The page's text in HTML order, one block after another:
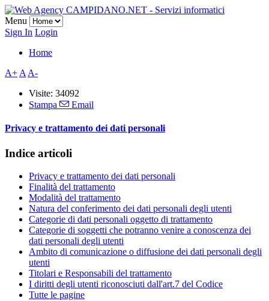
Menu
Sign In Login
Home
A+ A A-
Visite: 34092
Stampa
Email
Privacy e trattamento dei dati personali
Indice articoli
Privacy e trattamento dei dati personali
Finalità del trattamento
Modalità del trattamento
Natura del conferimento dei dati personali degli utenti
Categorie di dati personali oggetto di trattamento
Categorie di soggetti che potranno venire a conoscenza dei
dati personali degli utenti
Ambito di comunicazione o diffusione dei dati personali degli
utenti
Titolari e Responsabili del trattamento
I diritti degli utenti riconosciuti dall'art.7 del Codice
Tutte le pagine